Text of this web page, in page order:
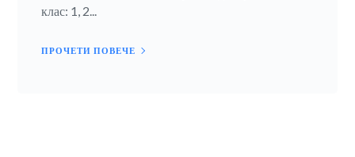
клас: 1, 2...
ПРОЧЕТИ ПОВЕЧЕ